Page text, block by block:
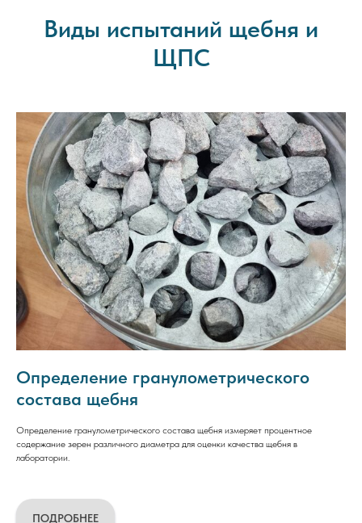
Виды испытаний щебня и
ЩПС
Определение гранулометрического
состава щебня
Определение гранулометрического состава щебня измеряет процентное
содержание зерен различного диаметра для оценки качества щебня в
лаборатории.
ПОДРОБНЕЕ